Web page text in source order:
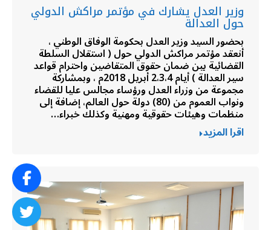
وزير العدل يشارك في مؤتمر مراكش الدولي
حول العدالة
بحضور السيد وزير العدل بحكومة الوفاق الوطني ،
أنعقد مؤتمر مراكش الدولي حول ( استقلال السلطة
القضائية بين ضمان حقوق المتقاضين واحترام قواعد
سير العدالة ) أيام 2،3،4 أبريل 2018م ، وبمشاركة
مجموعة من وزراء العدل ورؤساء مجالس عليا للقضاء
ونواب العموم من (80) دولة حول العالم، إضافة إلى
منظمات وهيئات حقوقية ومهنية وكذلك خبراء…
اقرا المزيد